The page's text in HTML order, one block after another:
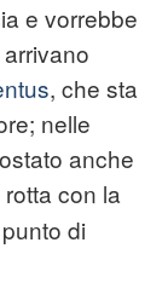
e vorrebbe
, che sta
nelle
anche
con la
di